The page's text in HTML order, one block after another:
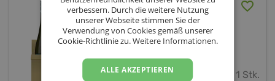
2025er Verkostungspaket
(inkl. Versand AT)
Weingut Familie Ernst
1 Stk.
verbessern. Durch die weitere Nutzung
unserer Webseite stimmen Sie der
Verwendung von Cookies gemäß unserer
Cookie-Richtlinie zu.Weitere Informationen.
ALLE AKZEPTIEREN